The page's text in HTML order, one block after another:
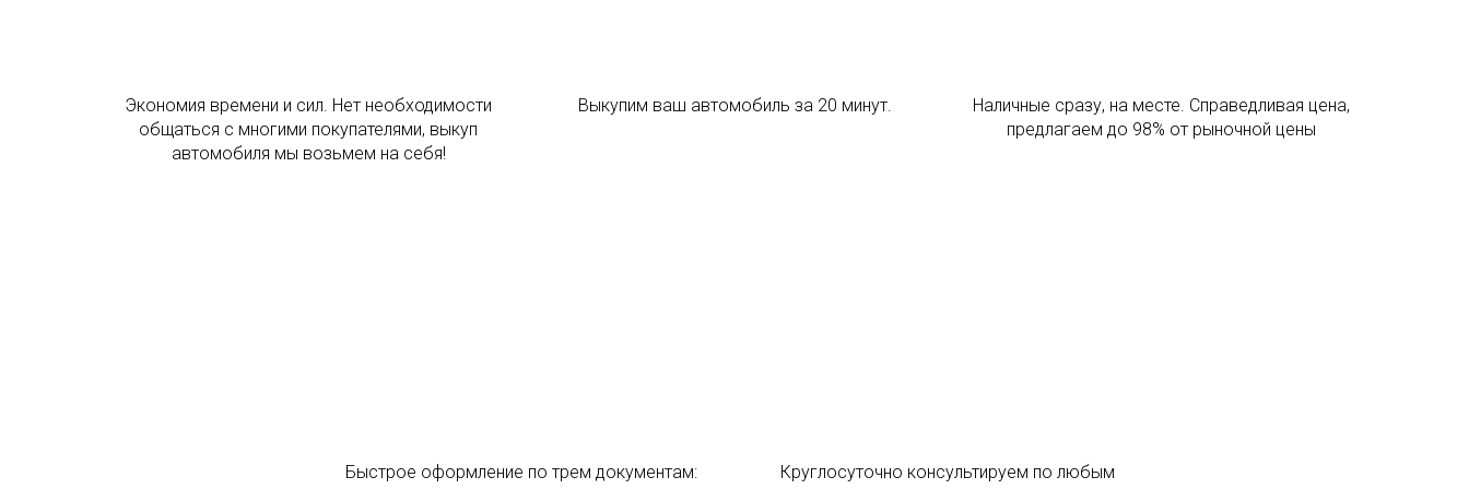
Экономия времени и сил. Нет необходимости
общаться с многими покупателями, выкуп
автомобиля мы возьмем на себя!
Выкупим ваш автомобиль за 20 минут.
Наличные сразу, на месте. Справедливая цена,
предлагаем до 98% от рыночной цены
Быстрое оформление по трем документам:
Круглосуточно консультируем по любым